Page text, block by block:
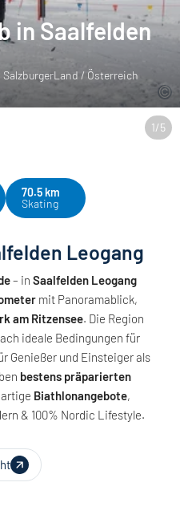
1/5
in Saalfelden
/ Österreich
70.5 km
Skating
Leogang
– in Saalfelden Leogang
mit Panoramablick,
am Ritzensee. Die Region
ideale Bedingungen für
Genießer und Einsteiger als
bestens präparierten
Biathlonangebote,
& 100% Nordic Lifestyle.